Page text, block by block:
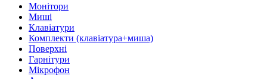
Монітори
Миші
Клавіатури
Комплекти (клавіатура+миша)
Поверхні
Гарнітури
Мікрофон